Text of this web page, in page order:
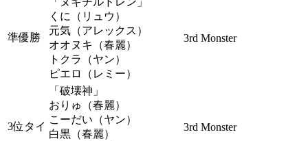
準優勝
くに（リュウ）
元気（アレックス）
オオヌキ（春麗）
トクラ（ヤン）
ピエロ（レミー）
3rd Monster
3位タイ
「破壊神」
おりゅ（春麗）
こーだい（ヤン）
白黒（春麗）
3rd Monster